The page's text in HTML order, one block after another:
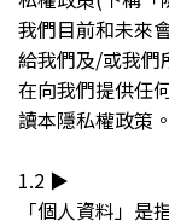
我們目前和未來
給我們及/或我們
在向我們提供任
讀本隱私權政策。
1.2 ▶︎
「個人資料」